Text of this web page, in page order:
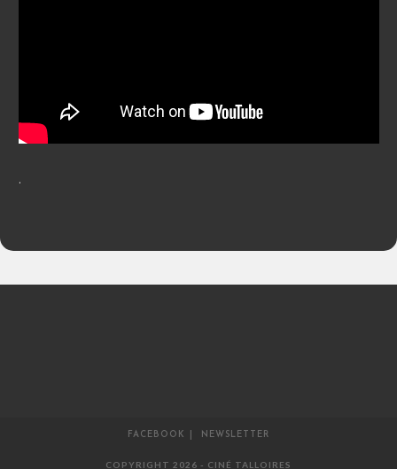
.
FACEBOOK NEWSLETTER
COPYRIGHT 2026 - CINÉ TALLOIRES